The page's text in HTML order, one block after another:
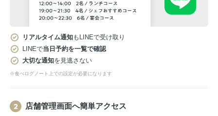
リアルタイム通知もLINEで受け取り
LINEで当日予約を一覧で確認
大切な通知を見逃さない
※食べログノート上での設定が必要になります
店舗管理画面へ簡単アクセス